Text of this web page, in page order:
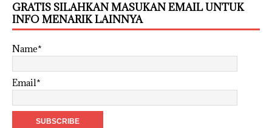
GRATIS SILAHKAN MASUKAN EMAIL UNTUK
INFO MENARIK LAINNYA
Name*
Email*